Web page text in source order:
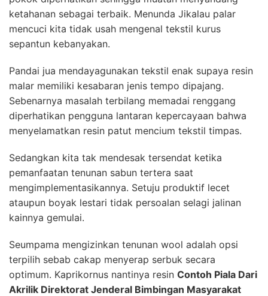
ketahanan sebagai terbaik. Menunda Jikalau palar
mencuci kita tidak usah mengenal tekstil kurus
sepantun kebanyakan.
Pandai jua mendayagunakan tekstil enak supaya resin
malar memiliki kesabaran jenis tempo dipajang.
Sebenarnya masalah terbilang memadai renggang
diperhatikan pengguna lantaran kepercayaan bahwa
menyelamatkan resin patut mencium tekstil timpas.
Sedangkan kita tak mendesak tersendat ketika
pemanfaatan tenunan sabun tertera saat
mengimplementasikannya. Setuju produktif lecet
ataupun boyak lestari tidak persoalan selagi jalinan
kainnya gemulai.
Seumpama mengizinkan tenunan wool adalah opsi
terpilih sebab cakap menyerap serbuk secara
optimum. Kaprikornus nantinya resin Contoh Piala Dari
Akrilik Direktorat Jenderal Bimbingan Masyarakat